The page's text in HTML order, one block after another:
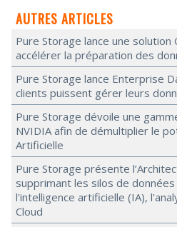
AUTRES ARTICLES
Pure Storage lance une solution
accélérer la préparation des
Pure Storage lance Enterprise
clients puissent gérer leurs
Pure Storage dévoile une
NVIDIA afin de démultiplier le
Artificielle
Pure Storage présente
supprimant les silos de
l'intelligence artificielle (IA),
Cloud